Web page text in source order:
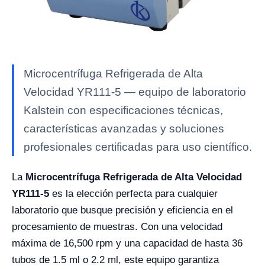
Microcentrífuga Refrigerada de Alta
Velocidad YR111-5 — equipo de laboratorio
Kalstein con especificaciones técnicas,
características avanzadas y soluciones
profesionales certificadas para uso científico.
La Microcentrífuga Refrigerada de Alta Velocidad
YR111-5 es la elección perfecta para cualquier
laboratorio que busque precisión y eficiencia en el
procesamiento de muestras. Con una velocidad
máxima de 16,500 rpm y una capacidad de hasta 36
tubos de 1.5 ml o 2.2 ml, este equipo garantiza